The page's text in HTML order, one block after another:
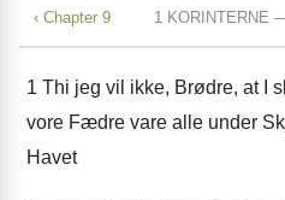
‹ Chapter 9 1 KORINTERNE
1 Thi jeg vil ikke, Brødre, at I
vore Fædre vare alle under
Havet